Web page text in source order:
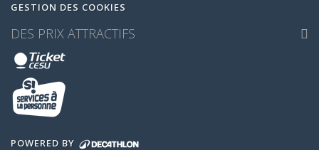
GESTION DES COOKIES
DES PRIX ATTRACTIFS
POWERED BY